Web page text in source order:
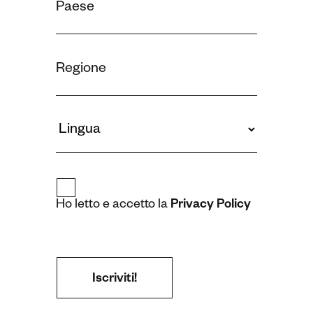
Ho letto e accetto la Privacy Policy